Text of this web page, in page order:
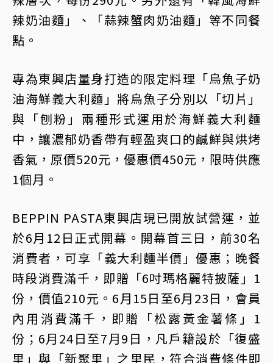
辣奶油麵」、「蒜辣蟹肉奶油麵」等不同餐
點。
專為東興店量身打造的限定料理「烏魚子奶
油海鮮義大利麵」將烏魚子分別以「切片」
與「刨粉」兩種形式運用於海鮮義大利麵
中，讓濃郁奶香帶有輕盈爽口的鹹鮮與烘烤
香氣，原價520元，優惠價450元，限時供應
1個月。
BEPPIN PASTA東興店現已開放試營運，並
於6月12日正式開幕。開幕首三日，前30名
消費者，可享「義大利麵半價」優惠；晚餐
時段消費滿千，即贈「6吋瑪格麗特披薩」1
份，價值210元。6月15日至6月23日，會員
內用消費滿千，即贈「松露黃金薯條」1
份；6月24日至7月9日，凡戶籍設於「復盛
里」與「新聚里」之里民，符合消費條件即